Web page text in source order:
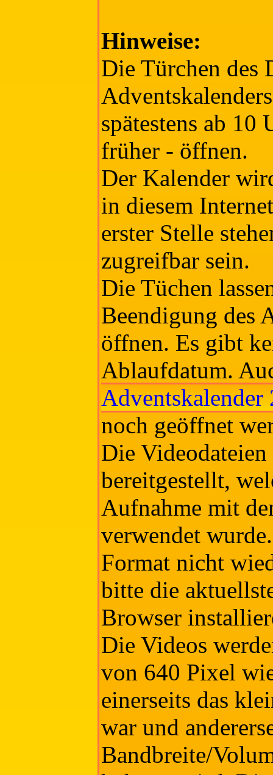
Hinweise:
Die Türchen des
spätestens ab 10
früher - öffnen.
Der Kalender
in diesem
erster Stelle
zugreifbar sein.
Die Tüchen
Beendigung des
öffnen. Es gibt
Ablaufdatum.
Adventskalender
noch geöffnet
Die
bereitgestellt,
Aufnahme mit
verwendet
Format nicht
bitte die
Browser
Die Videos
von 640 Pixel
einerseits das
war und
Bandbreite/